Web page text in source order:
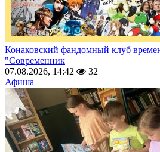
Конаковский фандомный клуб
"Современник
07.08.2026, 14:42
32
Афиша